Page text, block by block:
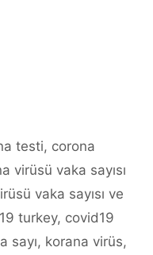
testi, corona
virüsü vaka sayısı
vaka sayısı ve
turkey, covid19
sayı, korana virüs,